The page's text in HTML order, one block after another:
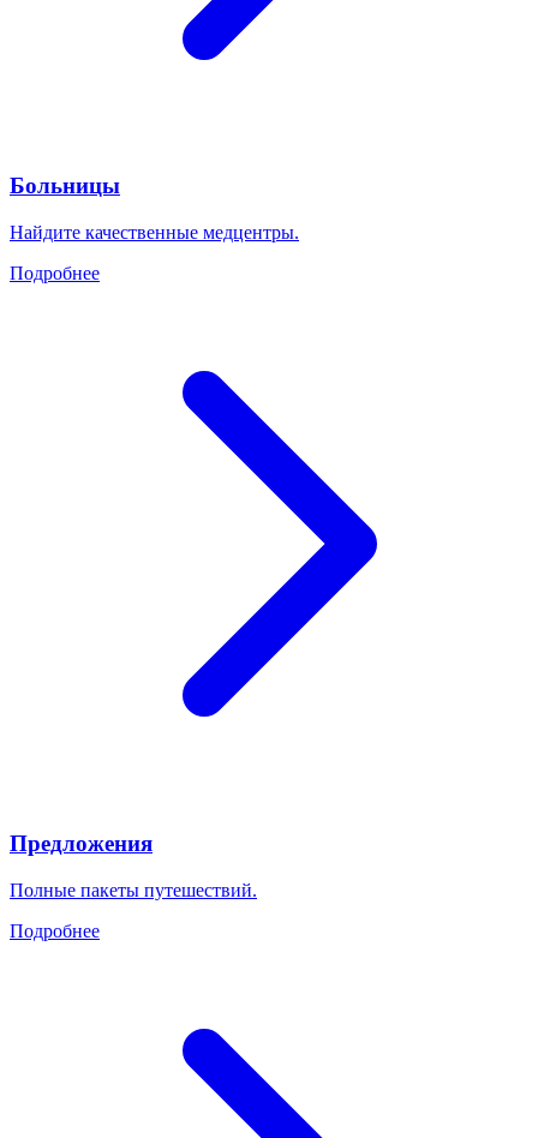
Больницы
Найдите качественные медцентры.
Подробнее
Предложения
Полные пакеты путешествий.
Подробнее